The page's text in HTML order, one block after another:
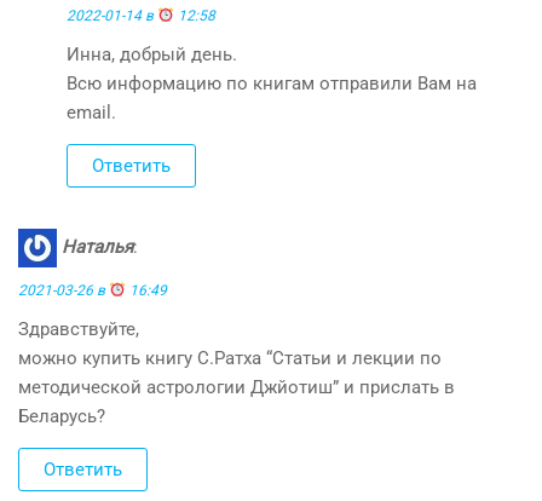
2022-01-14 в 12:58
Инна, добрый день.
Всю информацию по книгам отправили Вам на
email.
Ответить
Наталья:
2021-03-26 в 16:49
Здравствуйте,
можно купить книгу С.Ратха “Статьи и лекции по
методической астрологии Джйотиш” и прислать в
Беларусь?
Ответить